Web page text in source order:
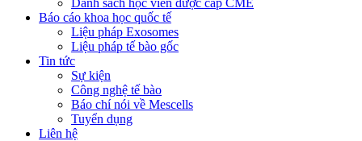
Danh sách học viên được cấp CME
Báo cáo khoa học quốc tế
Liệu pháp Exosomes
Liệu pháp tế bào gốc
Tin tức
Sự kiện
Công nghệ tế bào
Báo chí nói về Mescells
Tuyển dụng
Liên hệ